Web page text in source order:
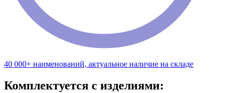
40 000+ наименований, актуальное наличие на складе
Комплектуется с изделиями: